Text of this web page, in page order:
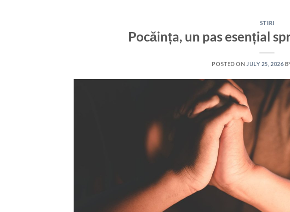
STIRI
Pocăința, un pas esențial
POSTED ON JULY 25, 2026